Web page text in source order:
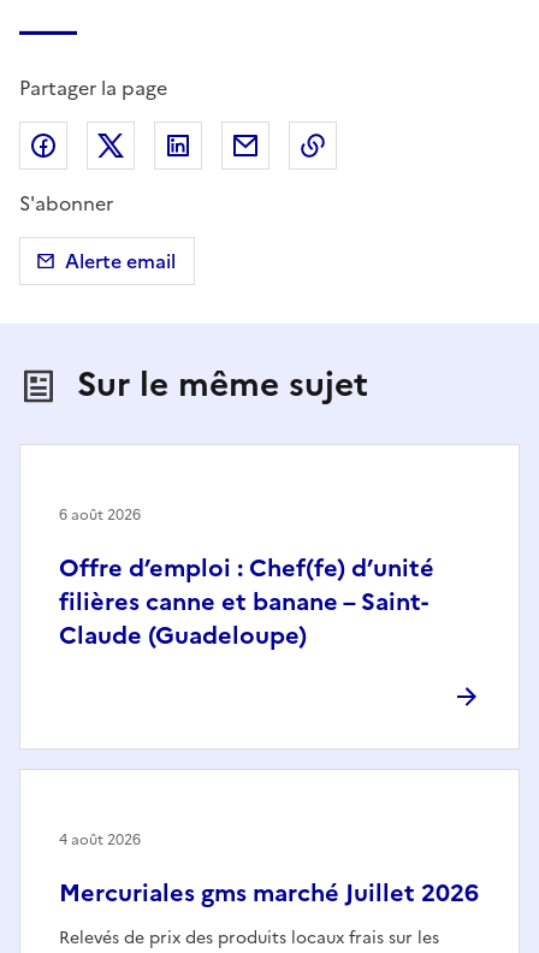
Partager la page
Partager sur Facebook
Partager sur X (anciennement Twitter)
Partager sur LinkedIn
Partager par email
S'abonner
Alerte email
Sur le même sujet
Offre d’emploi : Chef(fe) d’unité
filières canne et banane – Saint-
Claude (Guadeloupe)
6 août 2026
Mercuriales gms marché Juillet 2026
Relevés de prix des produits locaux frais sur les
4 août 2026